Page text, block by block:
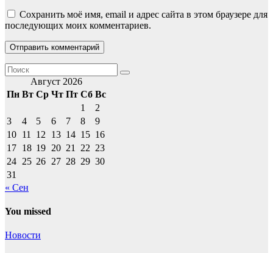
Сохранить моё имя, email и адрес сайта в этом браузере для
последующих моих комментариев.
Август 2026
Пн Вт Ср Чт Пт Сб Вс
1
2
3
4 5 6 7 8
9
10 11 12 13 14 15 16
17 18 19 20 21 22 23
24 25 26 27 28 29 30
31
« Сен
You missed
Новости